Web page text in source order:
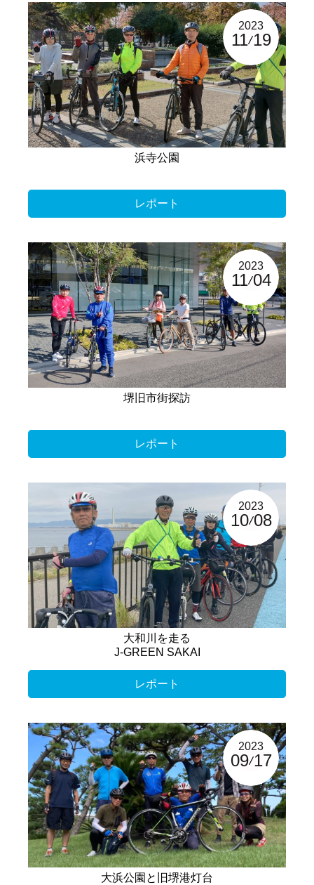
2023
11 19
浜寺公園
レポート
2023
11 04
堺旧市街探訪
レポート
2023
10 08
大和川を走る
J-GREEN SAKAI
レポート
2023
09 17
大浜公園と旧堺港灯台